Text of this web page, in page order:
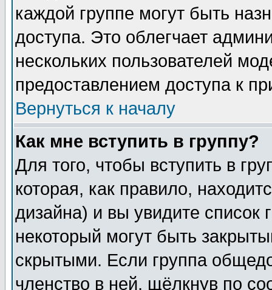
каждой группе могут быть
доступа. Это облегчает
нескольких пользователей
предоставлением доступа к
Вернуться к началу
Как мне вступить в группу?
Для того, чтобы вступить в
которая, как правило,
дизайна) и вы увидите список
некоторый могут быть
скрытыми. Если группа
членство в ней, щёлкнув по